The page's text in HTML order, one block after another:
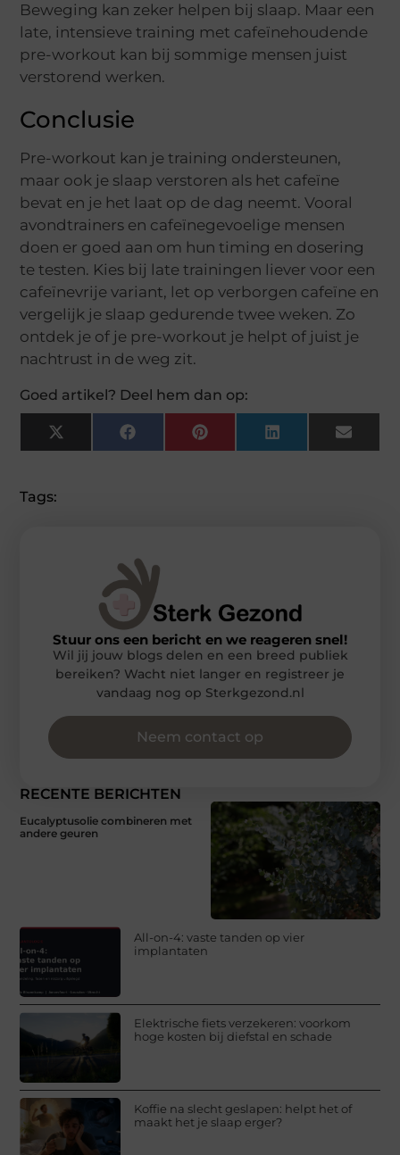
Beweging kan zeker helpen bij slaap. Maar een
late, intensieve training met cafeïnehoudende
pre-workout kan bij sommige mensen juist
verstorend werken.
Conclusie
Pre-workout kan je training ondersteunen,
maar ook je slaap verstoren als het cafeïne
bevat en je het laat op de dag neemt. Vooral
avondtrainers en cafeïnegevoelige mensen
doen er goed aan om hun timing en dosering
te testen. Kies bij late trainingen liever voor een
cafeïnevrije variant, let op verborgen cafeïne en
vergelijk je slaap gedurende twee weken. Zo
ontdek je of je pre-workout je helpt of juist je
nachtrust in de weg zit.
Goed artikel? Deel hem dan op:
X
(Twitter)
FacebookPinterestLinkedInEmail
Tags:
RECENTE BERICHTEN
Eucalyptusolie combineren met
andere geuren
All-on-4: vaste tanden op vier
implantaten
Elektrische fiets verzekeren: voorkom
hoge kosten bij diefstal en schade
Koffie na slecht geslapen: helpt het of
maakt het je slaap erger?
Stuur ons een bericht en we reageren snel!
Wil jij jouw blogs delen en een breed publiek
bereiken? Wacht niet langer en registreer je
vandaag nog op Sterkgezond.nl
Neem contact op